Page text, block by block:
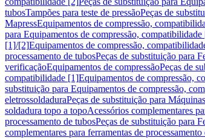
tubosTampões para teste de pressãoPeças de
MapressEquipamentos de compressão,
para Equipamentos de compressão,
[1]/[2]Equipamentos de compressão,
processamento de tubosPeças de substituição para
verificaçãoEquipamentos de compressãoPeças de
compatibilidade [1]Equipamentos de compressão,
substituição para Equipamentos de compressão,
eletrossoldaduraPeças de substituição para
soldadura topo a topoAcessórios complementares
processamento de tubosPeças de substituição para
complementares para ferramentas de processamento